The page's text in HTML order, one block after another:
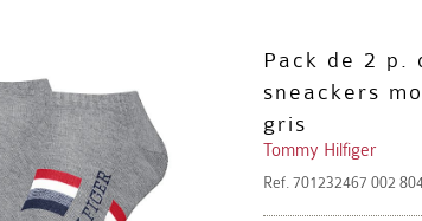
Pack de 2 p.
sneackers
gris
Tommy Hilfiger
Ref. 701232467 002